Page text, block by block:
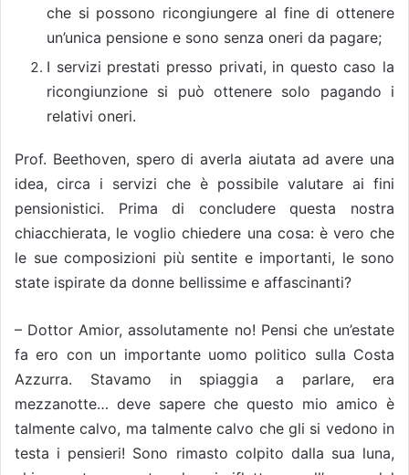
che si possono ricongiungere al fine di ottenere
un’unica pensione e sono senza oneri da pagare;
I servizi prestati presso privati, in questo caso la
ricongiunzione si può ottenere solo pagando i
relativi oneri.
Prof. Beethoven, spero di averla aiutata ad avere una
idea, circa i servizi che è possibile valutare ai fini
pensionistici. Prima di concludere questa nostra
chiacchierata, le voglio chiedere una cosa: è vero che
le sue composizioni più sentite e importanti, le sono
state ispirate da donne bellissime e affascinanti?
– Dottor Amior, assolutamente no! Pensi che un’estate
fa ero con un importante uomo politico sulla Costa
Azzurra. Stavamo in spiaggia a parlare, era
mezzanotte… deve sapere che questo mio amico è
talmente calvo, ma talmente calvo che gli si vedono in
testa i pensieri! Sono rimasto colpito dalla sua luna,